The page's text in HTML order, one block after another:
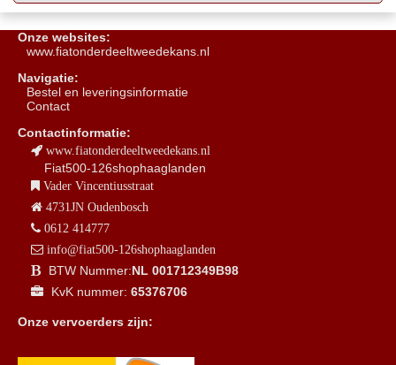
Onze websites:
www.fiatonderdeeltweedekans.nl
Navigatie:
Bestel en leveringsinformatie
Contact
Contactinformatie:
www.fiatonderdeeltweedekans.nl
Fiat500-126shophaaglanden
Vader Vincentiusstraat
4731JN Oudenbosch
0612 414777
info@fiat500-126shophaaglanden
BTW Nummer:NL 001712349B98
KvK nummer: 65376706
Onze vervoerders zijn: